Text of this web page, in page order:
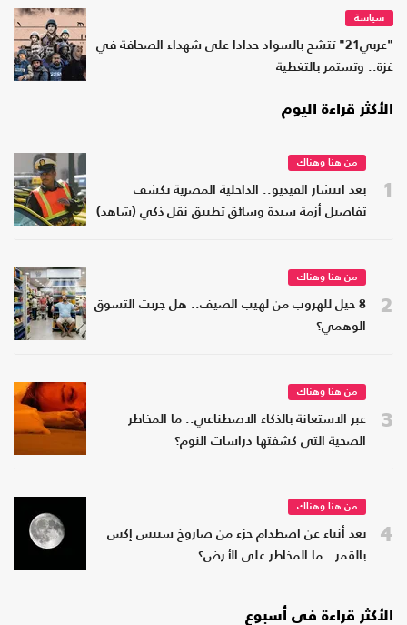
سياسة
"عربي21" تتشح بالسواد حدادا على شهداء الصحافة في
غزة.. وتستمر بالتغطية
الأكثر قراءة اليوم
1
من هنا وهناك
بعد انتشار الفيديو.. الداخلية المصرية تكشف
تفاصيل أزمة سيدة وسائق تطبيق نقل ذكي (شاهد)
2
من هنا وهناك
8 حيل للهروب من لهيب الصيف.. هل جربت التسوق
الوهمي؟
3
من هنا وهناك
عبر الاستعانة بالذكاء الاصطناعي.. ما المخاطر
الصحية التي كشفتها دراسات النوم؟
4
من هنا وهناك
بعد أنباء عن اصطدام جزء من صاروخ سبيس إكس
بالقمر.. ما المخاطر على الأرض؟
الأكثر قراءة في أسبوع